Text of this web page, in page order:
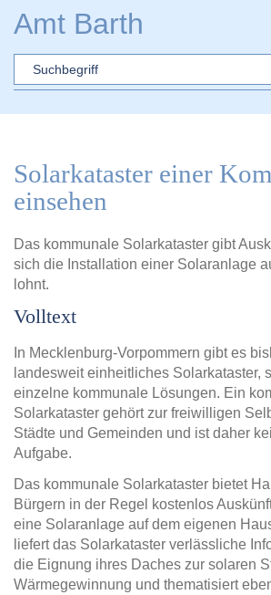
Amt Barth
Sword
Solarkataster einer
einsehen
Das kommunale Solarkataster gibt
sich die Installation einer Solaranlage
lohnt.
Volltext
In Mecklenburg-Vorpommern gibt es
landesweit einheitliches Solarkataster,
einzelne kommunale Lösungen. Ein
Solarkataster gehört zur freiwilligen
Städte und Gemeinden und ist daher
Aufgabe.
Das kommunale Solarkataster bietet
Bürgern in der Regel kostenlos
eine Solaranlage auf dem eigenen
liefert das Solarkataster verlässliche
die Eignung ihres Daches zur solaren
Wärmegewinnung und thematisiert